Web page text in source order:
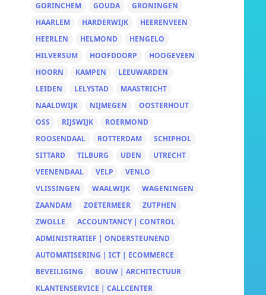
GORINCHEM
GOUDA
GRONINGEN
HAARLEM
HARDERWIJK
HEERENVEEN
HEERLEN
HELMOND
HENGELO
HILVERSUM
HOOFDDORP
HOOGEVEEN
HOORN
KAMPEN
LEEUWARDEN
LEIDEN
LELYSTAD
MAASTRICHT
NAALDWIJK
NIJMEGEN
OOSTERHOUT
OSS
RIJSWIJK
ROERMOND
ROOSENDAAL
ROTTERDAM
SCHIPHOL
SITTARD
TILBURG UDEN
UTRECHT
VEENENDAAL
VELP
VENLO
VLISSINGEN
WAALWIJK
WAGENINGEN
ZAANDAM
ZOETERMEER
ZUTPHEN
ZWOLLE
ACCOUNTANCY | CONTROL
ADMINISTRATIEF | ONDERSTEUNEND
AUTOMATISERING | ICT | ECOMMERCE
BEVEILIGING
BOUW | ARCHITECTUUR
KLANTENSERVICE | CALLCENTER